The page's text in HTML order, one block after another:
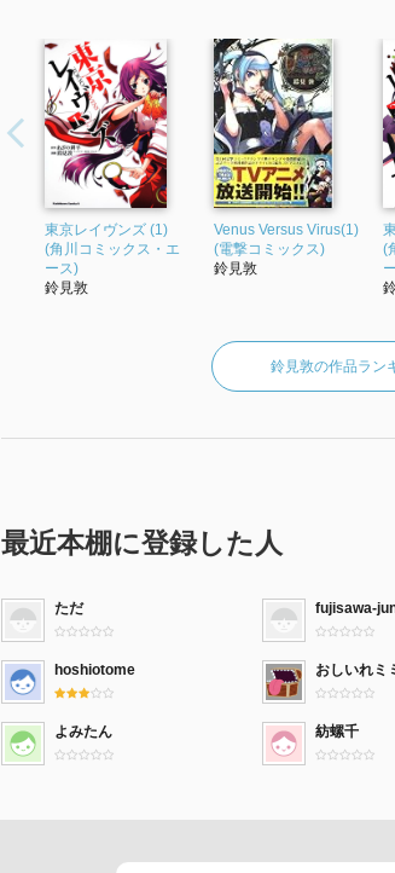
東京レイヴンズ (1)
(角川コミックス・エ
ース)
鈴見敦
Venus Versus Virus(1)
(電撃コミックス)
鈴見敦
(
鈴見敦の作品ラン
最近本棚に登録した人
ただ fujisawa-
hoshiotome おしいれミ
よみたん 紡螺千